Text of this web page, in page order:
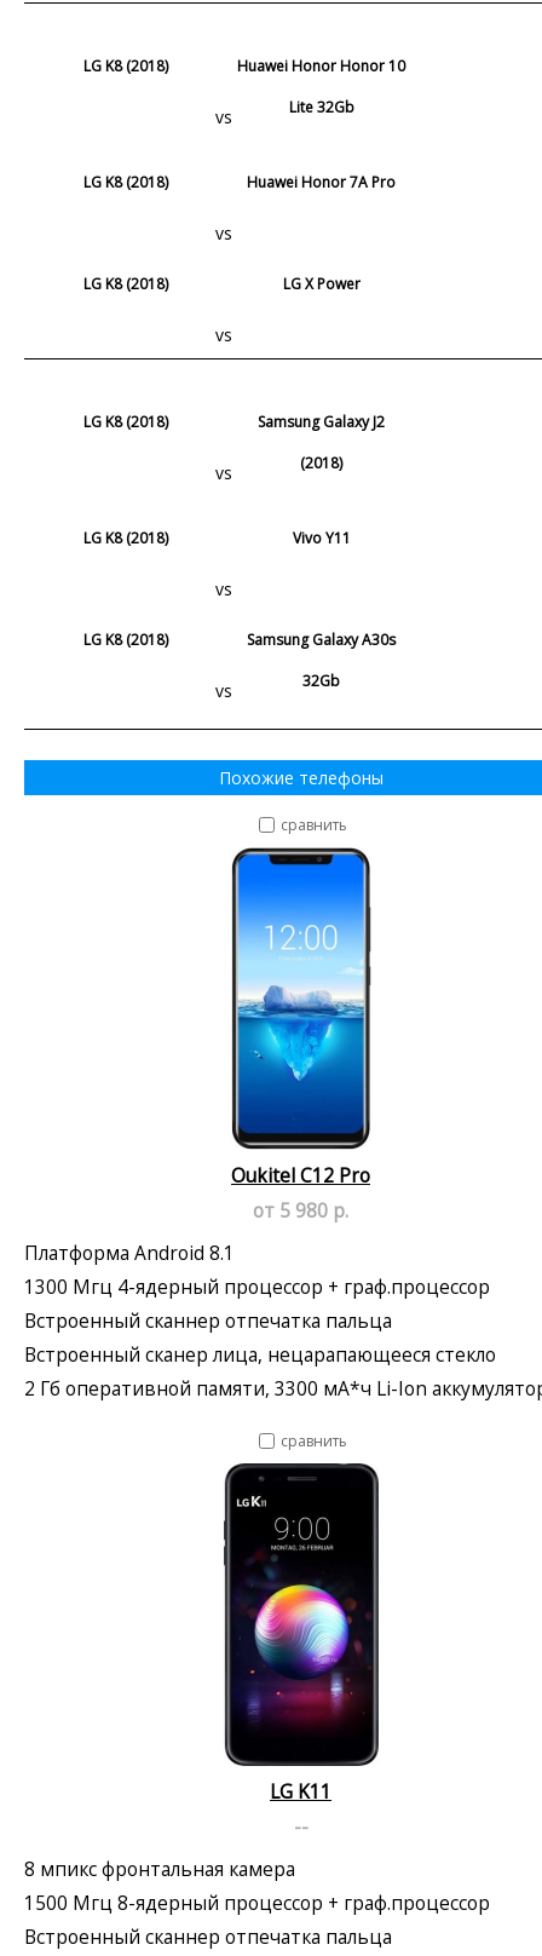
LG K8 (2018)
vs
Huawei Honor Honor 10
Lite 32Gb
LG K8 (2018)
vs
Huawei Honor 7A Pro
LG K8 (2018)
vs
LG X Power
LG K8 (2018)
vs
Samsung Galaxy J2
(2018)
LG K8 (2018)
vs
Vivo Y11
LG K8 (2018)
vs
Samsung Galaxy A30s
32Gb
Похожие телефоны
сравнить
Oukitel C12 Pro
от 5 980 р.
Платформа Android 8.1
1300 Мгц 4-ядерный процессор + граф.процессор
Встроенный сканнер отпечатка пальца
Встроенный сканер лица, нецарапающееся стекло
2 Гб оперативной памяти, 3300 мА*ч Li-Ion
сравнить
LG K11
--
8 мпикс фронтальная камера
1500 Мгц 8-ядерный процессор + граф.процессор
Встроенный сканнер отпечатка пальца